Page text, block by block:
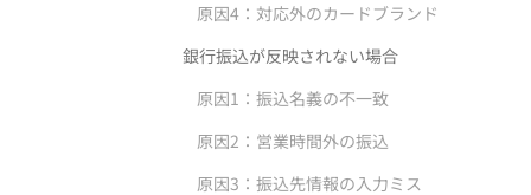
原因4：対応外のカードブランド
銀行振込が反映されない場合
原因1：振込名義の不一致
原因2：営業時間外の振込
原因3：振込先情報の入力ミス